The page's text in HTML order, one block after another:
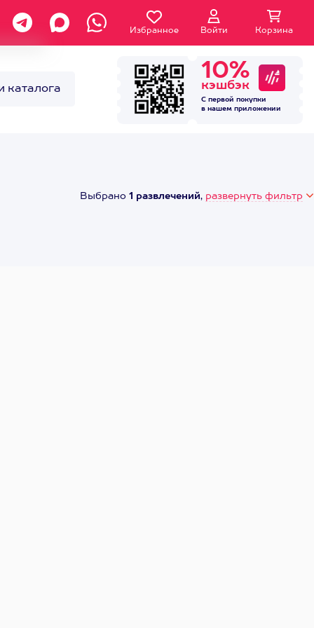
Избранное Войти Корзина
каталога
10%
кэшбэк
С первой покупки
в нашем приложении
Выбрано 1 развлечений, развернуть фильтр